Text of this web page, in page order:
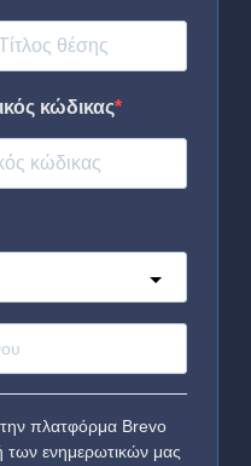
κώδικας
πλατφόρμα Brevo
των ενημερωτικών μας